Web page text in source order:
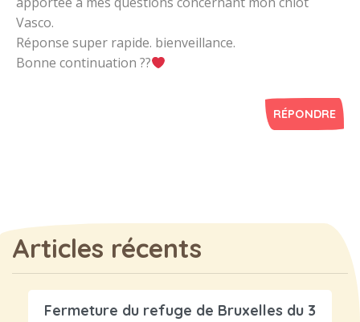
Vasco.
Réponse super rapide. bienveillance.
Bonne continuation ??
RÉPONDRE
Articles récents
Fermeture du refuge de Bruxelles du 3